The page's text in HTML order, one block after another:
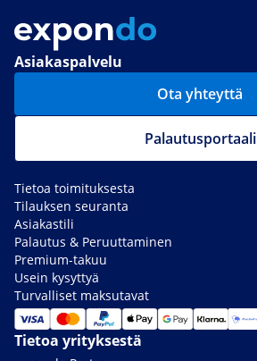
Asiakaspalvelu
Ota yhteyttä
Palautusportaali
Tietoa toimituksesta
Tilauksen seuranta
Asiakastili
Palautus & Peruuttaminen
Premium-takuu
Usein kysyttyä
Turvalliset maksutavat
Tietoa yrityksestä